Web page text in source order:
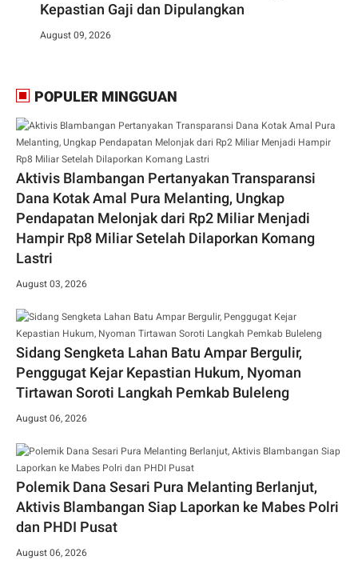
Kepastian Gaji dan Dipulangkan
August 09, 2026
POPULER MINGGUAN
Aktivis Blambangan Pertanyakan Transparansi
Dana Kotak Amal Pura Melanting, Ungkap
Pendapatan Melonjak dari Rp2 Miliar Menjadi
Hampir Rp8 Miliar Setelah Dilaporkan Komang
Lastri
August 03, 2026
Sidang Sengketa Lahan Batu Ampar Bergulir,
Penggugat Kejar Kepastian Hukum, Nyoman
Tirtawan Soroti Langkah Pemkab Buleleng
August 06, 2026
Polemik Dana Sesari Pura Melanting Berlanjut,
Aktivis Blambangan Siap Laporkan ke Mabes Polri
dan PHDI Pusat
August 06, 2026